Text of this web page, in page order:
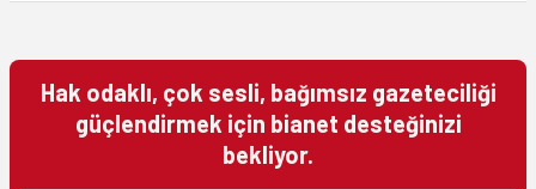
Hak odaklı, çok sesli, bağımsız gazeteciliği
güçlendirmek için bianet desteğinizi
bekliyor.